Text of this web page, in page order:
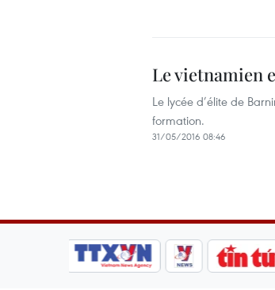
Le vietnamien
Le lycée d’élite de
formation.
31/05/2016 08:46